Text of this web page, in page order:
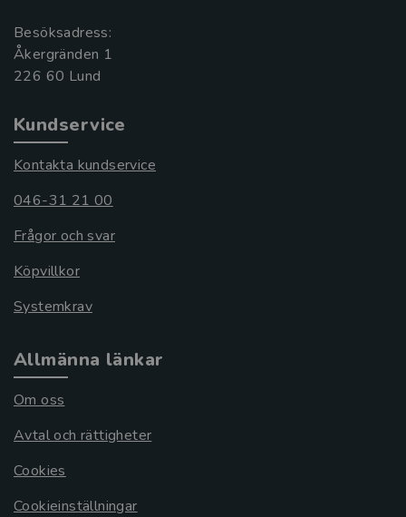
Besöksadress:
Åkergränden 1
Kundservice
Kontakta kundservice
046-31 21 00
Frågor och svar
Köpvillkor
Systemkrav
Allmänna länkar
Om oss
Avtal och rättigheter
Cookies
Cookieinställningar